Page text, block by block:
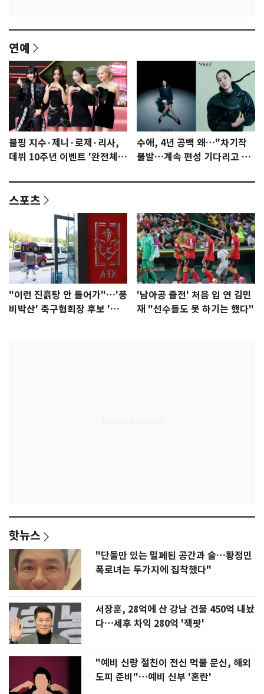
연예
블핑 지수·제니·로제·리사,
데뷔 10주년 이벤트 '완전체'
수애, 4년 공백 왜…"차기작
불발…계속 편성 기다리고 있
스포츠
"이런 진흙탕 안 들어가"…'풍
비박산' 축구협회장 후보 '실
'남아공 졸전' 처음 입 연 김민
재 "선수들도 못 하기는 했다"
핫뉴스
"단둘만 있는 밀폐된 공간과 술…황정민
폭로녀는 두가지에 집착했다"
서장훈, 28억에 산 강남 건물 450억 내놨
다…세후 차익 280억 '잭팟'
"예비 신랑 절친이 전신 먹물 문신, 해외
도피 준비"…예비 신부 '혼란'